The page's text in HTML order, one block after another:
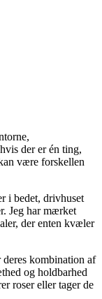
der er én ting,
være forskellen
i bedet, drivhuset
Jeg har mærket
der enten kvæler
kombination af
og holdbarhed
roser eller tager de